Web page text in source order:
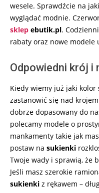
wesele. Sprawdźcie na
wyglądać modnie.
sklep ebutik.pl.
rabaty oraz nowe modele
Odpowiedni krój i
Kiedy wiemy już jaki kolor
zastanowić się nad
dobrze dopasowany do
polecamy modele o
mankamenty takie jak
postaw na sukienki
Twoje wady i sprawią, że
Jeśli masz szerokie
sukienki z rękawem –